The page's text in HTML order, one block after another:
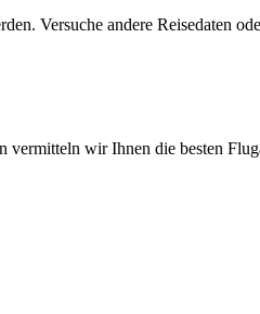
Versuche andere Reisedaten
vermitteln wir Ihnen die besten